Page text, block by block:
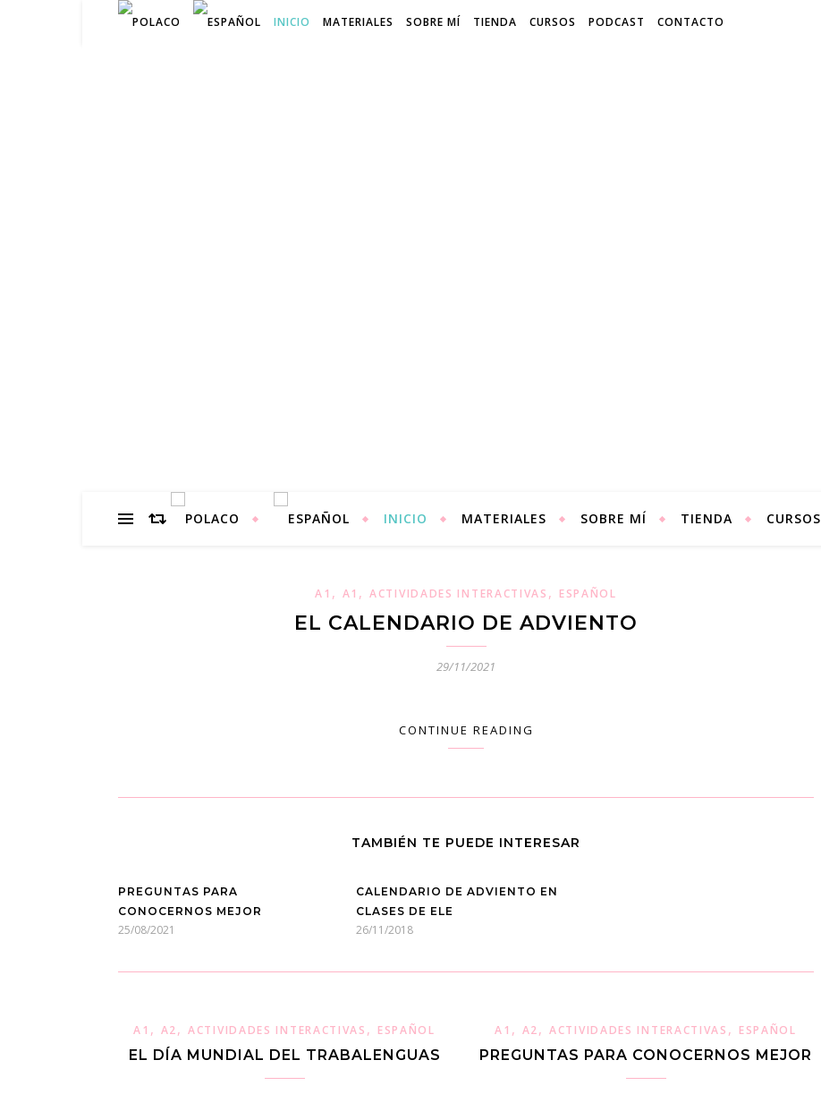
INICIO MATERIALES SOBRE MÍ TIENDA CURSOS PODCAST CONTACTO
INICIO MATERIALES SOBRE MÍ TIENDA CURSOS
A1 , A1 ,ACTIVIDADES INTERACTIVAS , ESPAÑOL
EL CALENDARIO DE ADVIENTO
29/11/2021
CONTINUE READING
TAMBIÉN TE PUEDE INTERESAR
PREGUNTAS PARA
CONOCERNOS MEJOR
25/08/2021
CALENDARIO DE ADVIENTO EN
CLASES DE ELE
26/11/2018
A1 , A2,ACTIVIDADES INTERACTIVAS , ESPAÑOL
EL DÍA MUNDIAL DEL TRABALENGUAS
A1 , A2,ACTIVIDADES INTERACTIVAS , ESPAÑOL
PREGUNTAS PARA CONOCERNOS MEJOR